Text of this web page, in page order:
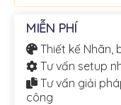
MIỄN PHÍ
Thiết kế Nhãn,
Tư vấn setup
Tư vấn giải
công